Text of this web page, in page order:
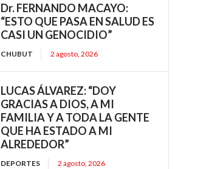
Dr. FERNANDO MACAYO:
“ESTO QUE PASA EN SALUD ES
CASI UN GENOCIDIO”
CHUBUT 2 agosto, 2026
LUCAS ÁLVAREZ: “DOY
GRACIAS A DIOS, A MI
FAMILIA Y A TODA LA GENTE
QUE HA ESTADO A MI
ALREDEDOR”
DEPORTES 2 agosto, 2026